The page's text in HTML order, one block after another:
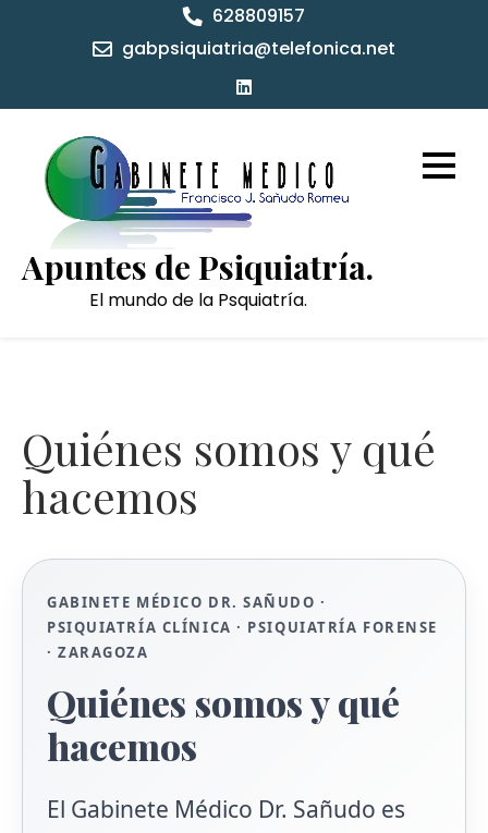
628809157
gabpsiquiatria@telefonica.net
Apuntes de Psiquiatría.
El mundo de la Psquiatría.
Quiénes somos y qué
hacemos
GABINETE MÉDICO DR. SAÑUDO ·
PSIQUIATRÍA CLÍNICA · PSIQUIATRÍA FORENSE
· ZARAGOZA
Quiénes somos y qué
hacemos
El Gabinete Médico Dr. Sañudo es